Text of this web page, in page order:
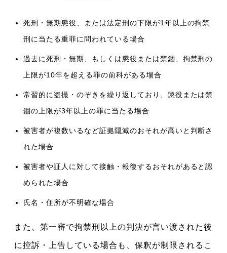
死刑・無期懲役、または法定刑の下限が1年以上の拘禁
刑に当たる重罪に問われている場合
過去に死刑・無期、もしくは懲役または禁錮、拘禁刑の
上限が10年を超える罪の前科がある場合
常習的に盗撮・のぞきを繰り返しており、懲役または禁
錮の上限が3年以上の罪に当たる場合
被害者が複数いるなど証拠隠滅のおそれが高いと判断さ
れた場合
被害者や証人に対して接触・報復するおそれがあると認
められた場合
氏名・住所が不明確な場合
また、第一審で拘禁刑以上の判決が言い渡された後
に控訴・上告している場合も、保釈が制限されるこ